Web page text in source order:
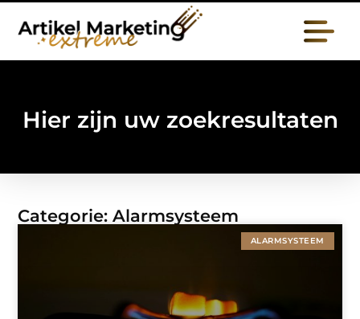
Hier zijn uw zoekresultaten
Categorie: Alarmsysteem
ALARMSYSTEEM